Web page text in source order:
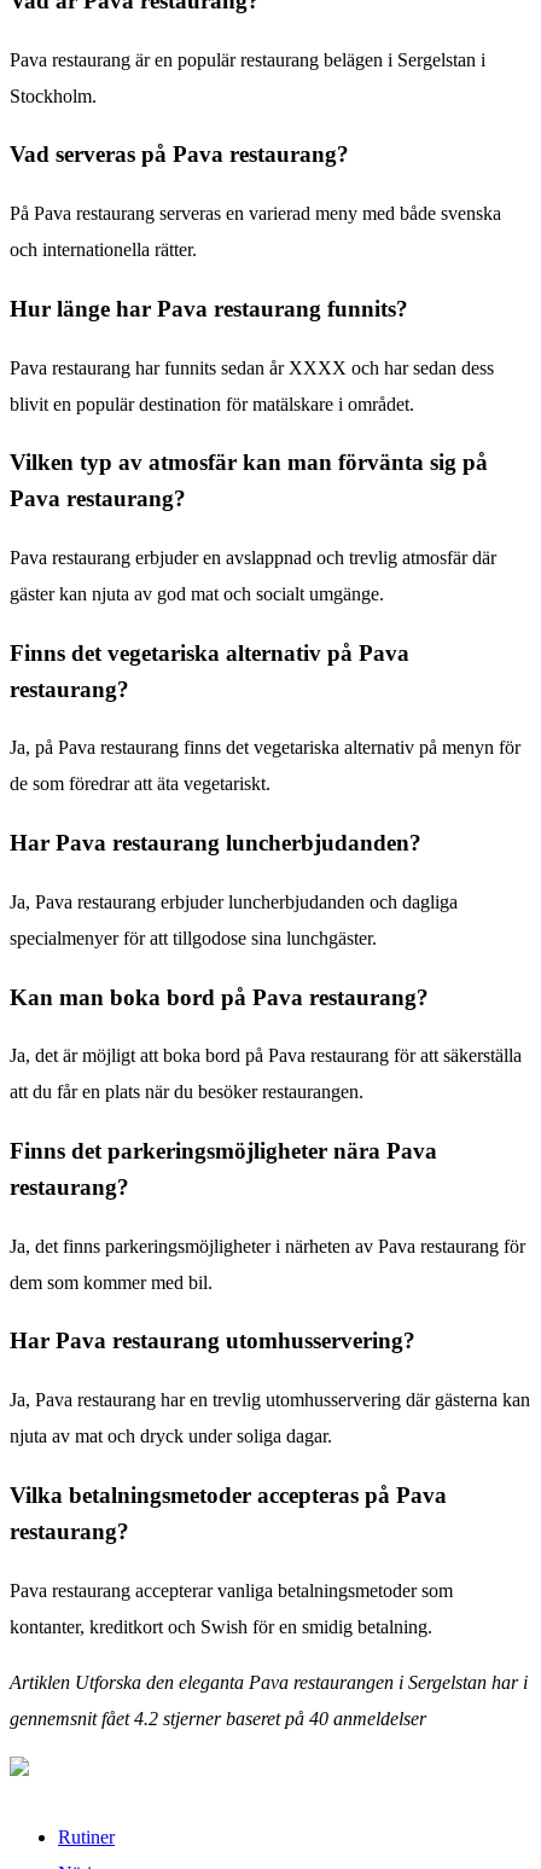
Pava restaurang är en populär restaurang belägen i Sergelstan i
Stockholm.
Vad serveras på Pava restaurang?
På Pava restaurang serveras en varierad meny med både svenska
och internationella rätter.
Hur länge har Pava restaurang funnits?
Pava restaurang har funnits sedan år XXXX och har sedan dess
blivit en populär destination för matälskare i området.
Vilken typ av atmosfär kan man förvänta sig på
Pava restaurang?
Pava restaurang erbjuder en avslappnad och trevlig atmosfär där
gäster kan njuta av god mat och socialt umgänge.
Finns det vegetariska alternativ på Pava
restaurang?
Ja, på Pava restaurang finns det vegetariska alternativ på menyn för
de som föredrar att äta vegetariskt.
Har Pava restaurang luncherbjudanden?
Ja, Pava restaurang erbjuder luncherbjudanden och dagliga
specialmenyer för att tillgodose sina lunchgäster.
Kan man boka bord på Pava restaurang?
Ja, det är möjligt att boka bord på Pava restaurang för att säkerställa
att du får en plats när du besöker restaurangen.
Finns det parkeringsmöjligheter nära Pava
restaurang?
Ja, det finns parkeringsmöjligheter i närheten av Pava restaurang för
dem som kommer med bil.
Har Pava restaurang utomhusservering?
Ja, Pava restaurang har en trevlig utomhusservering där gästerna kan
njuta av mat och dryck under soliga dagar.
Vilka betalningsmetoder accepteras på Pava
restaurang?
Pava restaurang accepterar vanliga betalningsmetoder som
kontanter, kreditkort och Swish för en smidig betalning.
Artiklen Utforska den eleganta Pava restaurangen i Sergelstan har i
gennemsnit fået4.2 stjerner baseret på 40 anmeldelser
Rutiner